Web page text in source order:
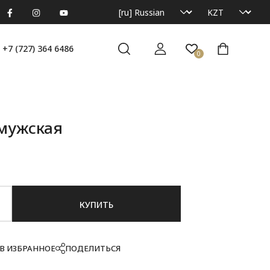
+7 (727) 364 6486 0
КУПИТЬ
ИЗБРАННОЕ ПОДЕЛИТЬСЯ